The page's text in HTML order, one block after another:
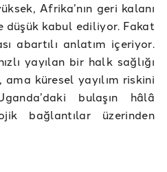
Afrika’nın geri kalanı
düşük kabul ediliyor. Fakat
abartılı anlatım içeriyor.
yayılan bir halk sağlığı
küresel yayılım riskini
bulaşın hâlâ
bağlantılar üzerinden